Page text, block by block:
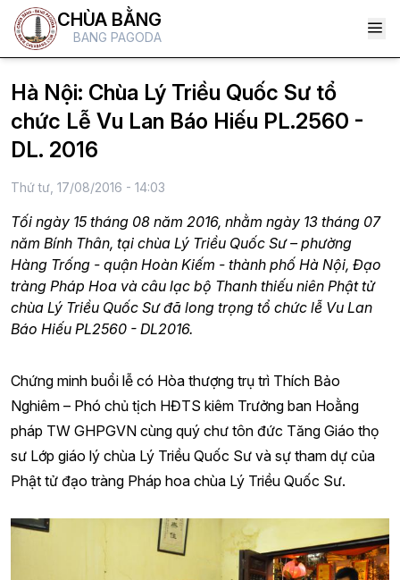
CHÙA BẰNG
BANG PAGODA
Hà Nội: Chùa Lý Triều Quốc Sư tổ
chức Lễ Vu Lan Báo Hiếu PL.2560 -
DL. 2016
Thứ tư, 17/08/2016 - 14:03
Tối ngày 15 tháng 08 năm 2016, nhằm ngày 13 tháng 07
năm Bính Thân, tại chùa Lý Triều Quốc Sư – phường
Hàng Trống - quận Hoàn Kiếm - thành phố Hà Nội, Đạo
tràng Pháp Hoa và câu lạc bộ Thanh thiếu niên Phật tử
chùa Lý Triều Quốc Sư đã long trọng tổ chức lễ Vu Lan
Báo Hiếu PL2560 - DL2016.
Chứng minh buổi lễ có Hòa thượng trụ trì Thích Bảo
Nghiêm – Phó chủ tịch HĐTS kiêm Trưởng ban Hoằng
pháp TW GHPGVN cùng quý chư tôn đức Tăng Giáo thọ
sư Lớp giáo lý chùa Lý Triều Quốc Sư và sự tham dự của
Phật tử đạo tràng Pháp hoa chùa Lý Triều Quốc Sư.